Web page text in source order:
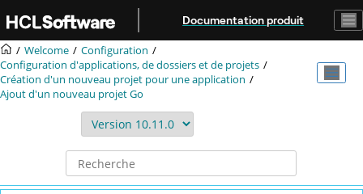
Aller au contenu principal
Documentation produit
Welcome
Configuration
Configuration d'applications, de dossiers et de projets
Création d'un nouveau projet pour une application
Ajout d'un nouveau projet Go